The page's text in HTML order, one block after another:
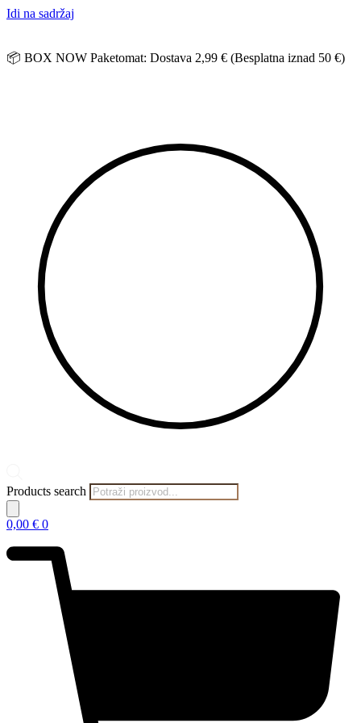
Idi na sadržaj
📦 BOX NOW Paketomat: Dostava 2,99 € (Besplatna iznad 50 €)
Products search
0,00 € 0